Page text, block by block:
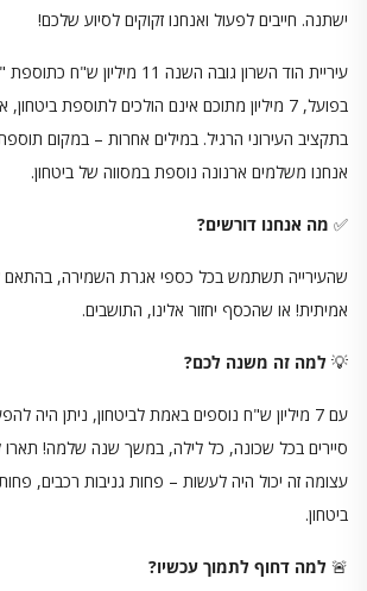
ישתנה. חייבים לפעול ואנחנו זקוקים לסיוע שלכם!
עיריית הוד השרון גובה השנה 11
בפועל, 7 מיליון מתוכם אינם הולכים לתוספת
בתקציב העירוני הרגיל. במילים אחרות – במקום
אנחנו משלמים ארנונה נוספת במסווה של ביטחון.
✅ מה אנחנו דורשים?
שהעירייה תשתמש בכל כספי אגרת השמירה, בהתאם
אמיתית! או שהכסף יחזור אלינו, התושבים.
💡 למה זה משנה לכם?
סיירים בכל שכונה, כל לילה, במשך שנה שלמה! תארו
עצומה זה יכול היה לעשות – פחות גניבות רכבים,
ביטחון.
🚨 למה דחוף לתמוך עכשיו?